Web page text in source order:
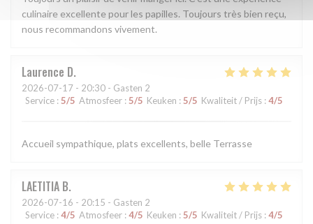
culinaire excellente pour les papilles. Toujours très bien reçu,
nous recommandons vivement.
Laurence D
2026-07-17 - 20:30 - Gasten 2
Service : 5/5 Atmosfeer : 5/5 Keuken : 5/5 Kwaliteit / Prijs : 4/5
Accueil sympathique, plats excellents, belle Terrasse
LAETITIA B
2026-07-16 - 20:15 - Gasten 2
Service : 4/5 Atmosfeer : 4/5 Keuken : 5/5 Kwaliteit / Prijs : 4/5